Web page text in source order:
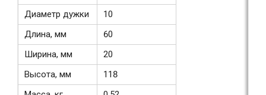
Диаметр дужки
10
Длина, мм
60
Ширина, мм
20
Высота, мм
118